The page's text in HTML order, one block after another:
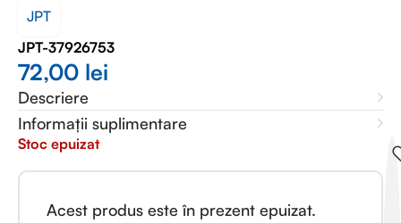
JPT
JPT-37926753
72,00 lei
Descriere
Informații suplimentare
Stoc epuizat
Acest produs este în prezent epuizat.